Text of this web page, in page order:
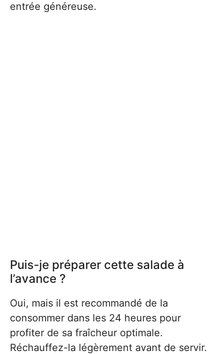
entrée généreuse.
Puis-je préparer cette salade à
l’avance ?
Oui, mais il est recommandé de la
consommer dans les 24 heures pour
profiter de sa fraîcheur optimale.
Réchauffez-la légèrement avant de servir.